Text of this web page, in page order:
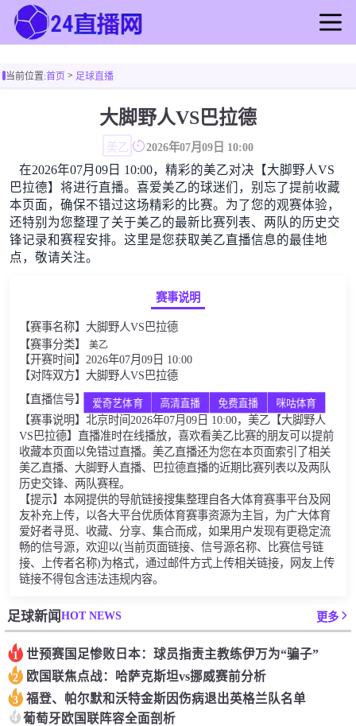
足球直播
足球新闻
篮球新闻
当前位置:首页> 足球直播
大脚野人VS巴拉德
美乙 2026年07月09日 10:00
在2026年07月09日 10:00，精彩的美乙对决【大脚野人VS
巴拉德】将进行直播。喜爱美乙的球迷们，别忘了提前收藏
本页面，确保不错过这场精彩的比赛。为了您的观赛体验，
还特别为您整理了关于美乙的最新比赛列表、两队的历史交
锋记录和赛程安排。这里是您获取美乙直播信息的最佳地
点，敬请关注。
赛事说明
【赛事名称】大脚野人VS巴拉德
【赛事分类】 美乙
【开赛时间】2026年07月09日 10:00
【对阵双方】大脚野人VS巴拉德
【直播信号】
爱奇艺体育 高清直播 免费直播 咪咕体育
【赛事说明】北京时间2026年07月09日 10:00，美乙【大脚野人
VS巴拉德】直播准时在线播放，喜欢看美乙比赛的朋友可以提前
收藏本页面以免错过直播。美乙直播还为您在本页面索引了相关
美乙直播、大脚野人直播、巴拉德直播的近期比赛列表以及两队
历史交锋、两队赛程。
【提示】本网提供的导航链接搜集整理自各大体育赛事平台及网
友补充上传，以各大平台优质体育赛事资源为主旨，为广大体育
爱好者寻觅、收藏、分享、集合而成，如果用户发现有更稳定流
畅的信号源，欢迎以(当前页面链接、信号源名称、比赛信号链
接、上传者名称)为格式，通过邮件方式上传相关链接，网友上传
链接不得包含违法违规内容。
足球新闻HOT NEWS 更多
1 世预赛国足惨败日本：球员指责主教练伊万为“骗子”
2 欧国联焦点战：哈萨克斯坦vs挪威赛前分析
3 福登、帕尔默和沃特金斯因伤病退出英格兰队名单
4 葡萄牙欧国联阵容全面剖析